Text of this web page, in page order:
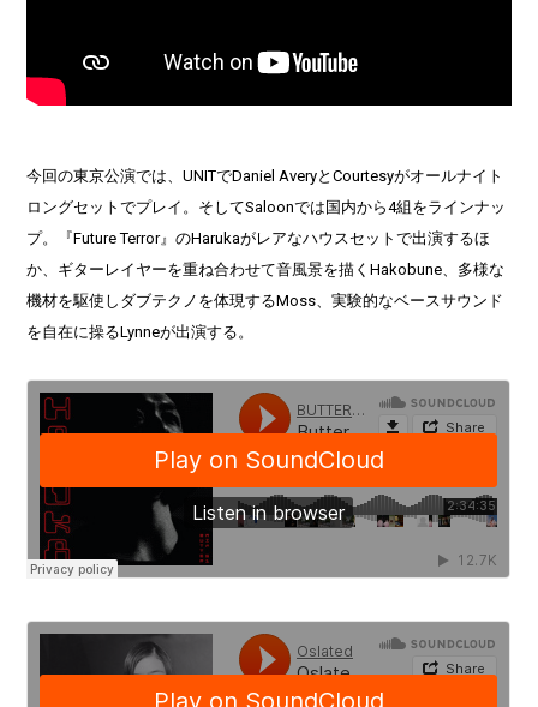
今回の東京公演では、UNITでDaniel AveryとCourtesyがオールナイト
ロングセットでプレイ。そしてSaloonでは国内から4組をラインナッ
プ。『Future Terror』のHarukaがレアなハウスセットで出演するほ
か、ギターレイヤーを重ね合わせて音風景を描くHakobune、多様な
機材を駆使しダブテクノを体現するMoss、実験的なベースサウンド
を自在に操るLynneが出演する。